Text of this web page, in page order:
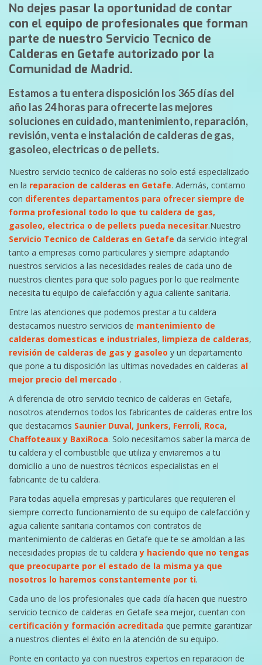
No dejes pasar la oportunidad de contar
con el equipo de profesionales que forman
parte de nuestro Servicio Tecnico de
Calderas en Getafe autorizado por la
Comunidad de Madrid.
Estamos a tu entera disposición los 365 días del
año las 24 horas para ofrecerte las mejores
soluciones en cuidado, mantenimiento, reparación,
revisión, venta e instalación de calderas de gas,
gasoleo, electricas o de pellets.
Nuestro servicio tecnico de calderas no solo está especializado
en la reparacion de calderas en Getafe. Además, contamo
con diferentes departamentos para ofrecer siempre de
forma profesional todo lo que tu caldera de gas,
gasoleo, electrica o de pellets pueda necesitar.Nuestro
Servicio Tecnico de Calderas en Getafe da servicio integral
tanto a empresas como particulares y siempre adaptando
nuestros servicios a las necesidades reales de cada uno de
nuestros clientes para que solo pagues por lo que realmente
necesita tu equipo de calefacción y agua caliente sanitaria.
Entre las atenciones que podemos prestar a tu caldera
destacamos nuestro servicios de mantenimiento de
calderas domesticas e industriales, limpieza de calderas,
revisión de calderas de gas y gasoleo y un departamento
que pone a tu disposición las ultimas novedades en calderas al
mejor precio del mercado .
A diferencia de otro servicio tecnico de calderas en Getafe,
nosotros atendemos todos los fabricantes de calderas entre los
que destacamos Saunier Duval, Junkers, Ferroli, Roca,
Chaffoteaux y BaxiRoca. Solo necesitamos saber la marca de
tu caldera y el combustible que utiliza y enviaremos a tu
domicilio a uno de nuestros técnicos especialistas en el
fabricante de tu caldera.
Para todas aquella empresas y particulares que requieren el
siempre correcto funcionamiento de su equipo de calefacción y
agua caliente sanitaria contamos con contratos de
mantenimiento de calderas en Getafe que te se amoldan a las
necesidades propias de tu calderay haciendo que no tengas
que preocuparte por el estado de la misma ya que
nosotros lo haremos constantemente por ti.
Cada uno de los profesionales que cada día hacen que nuestro
servicio tecnico de calderas en Getafe sea mejor, cuentan con
certificación y formación acreditada que permite garantizar
a nuestros clientes el éxito en la atención de su equipo.
Ponte en contacto ya con nuestros expertos en reparacion de